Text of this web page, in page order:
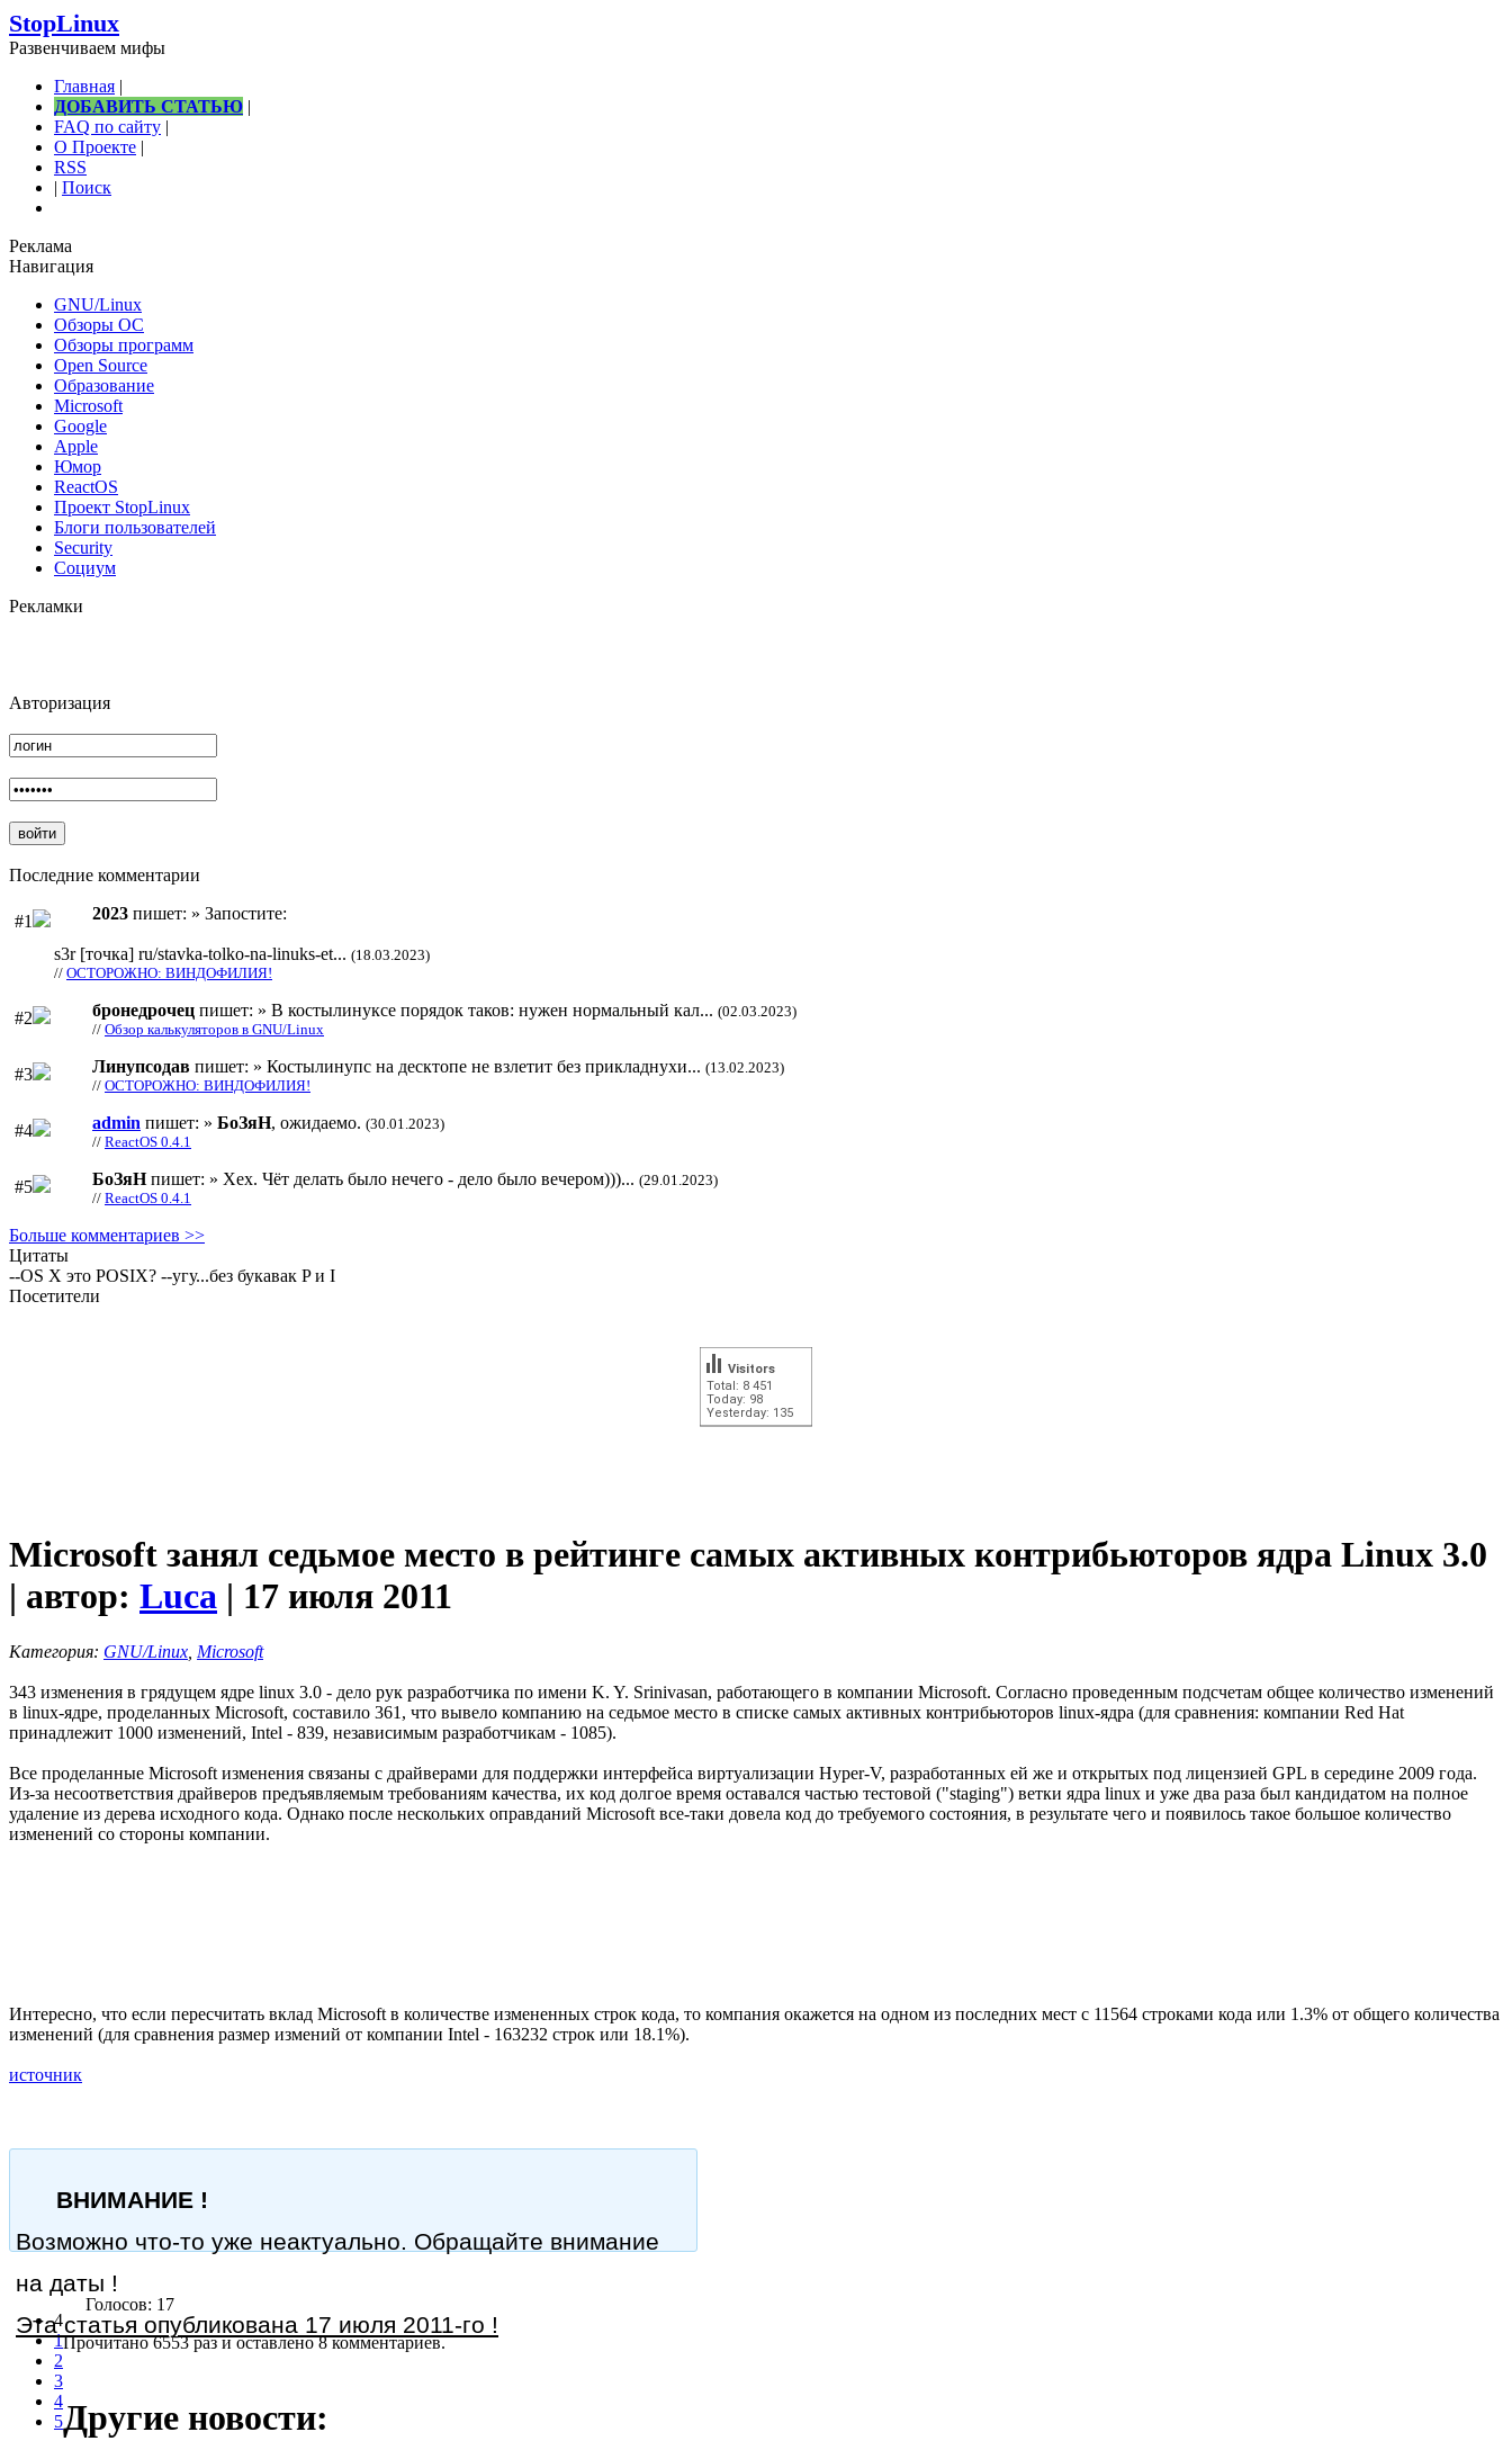
StopLinux
Развенчиваем мифы
Главная |
ДОБАВИТЬ СТАТЬЮ |
FAQ по сайту |
О Проекте |
RSS
| Поиск
Реклама
Навигация
GNU/Linux
Обзоры ОС
Обзоры программ
Open Source
Образование
Microsoft
Google
Apple
Юмор
ReactOS
Проект StopLinux
Блоги пользователей
Security
Социум
Рекламки
Авторизация
Последние комментарии
#1 2023 пишет: » Запостите:
s3r [точка] ru/stavka-tolko-na-linuks-et... (18.03.2023)
// ОСТОРОЖНО: ВИНДОФИЛИЯ!
#2 бронедрочец пишет: » В костылинуксе порядок таков: нужен нормальный кал... (02.03.2023)
// Обзор калькуляторов в GNU/Linux
#3 Линупсодав пишет: » Костылинупс на десктопе не взлетит без прикладнухи... (13.02.2023)
// ОСТОРОЖНО: ВИНДОФИЛИЯ!
#4 admin пишет: » БоЗяН, ожидаемо. (30.01.2023)
// ReactOS 0.4.1
#5 БоЗяНпишет: » Хех. Чёт делать было нечего - дело было вечером)))... (29.01.2023)
// ReactOS 0.4.1
Больше комментариев >>
Цитаты
--OS X это POSIX? --угу...без букавак P и I
Посетители
Total: 8 451
Today: 98
Yesterday: 135
Visitors
Microsoft занял седьмое место в рейтинге самых активных контрибьюторов ядра Linux 3.0
| автор: Luca | 17 июля 2011
Категория: GNU/Linux Microsoft
343 изменения в грядущем ядре linux 3.0 - дело рук разработчика по имени K. Y. Srinivasan, работающего в компании Microsoft. Согласно проведенным подсчетам общее количество изменений
в linux-ядре, проделанных Microsoft, составило 361, что вывело компанию на седьмое место в списке самых активных контрибьюторов linux-ядра (для сравнения: компании Red Hat
принадлежит 1000 изменений, Intel - 839, независимым разработчикам - 1085).
Все проделанные Microsoft изменения связаны с драйверами для поддержки интерфейса виртуализации Hyper-V, разработанных ей же и открытых под лицензией GPL в середине 2009 года.
Из-за несоответствия драйверов предъявляемым требованиям качества, их код долгое время оставался частью тестовой ("staging") ветки ядра linux и уже два раза был кандидатом на полное
удаление из дерева исходного кода. Однако после нескольких оправданий Microsoft все-таки довела код до требуемого состояния, в результате чего и появилось такое большое количество
изменений со стороны компании.
Интересно, что если пересчитать вклад Microsoft в количестве измененных строк кода, то компания окажется на одном из последних мест с 11564 строками кода или 1.3% от общего количества
изменений (для сравнения размер измений от компании Intel - 163232 строк или 18.1%).
источник
ВНИМАНИЕ !
Возможно что-то уже неактуально. Обращайте внимание
на даты !
Эта статья опубликована 17 июля 2011-го !
4
1
2
3
4
5
Голосов: 17
Прочитано 6553 рази оставлено 8 комментариев.
Другие новости: